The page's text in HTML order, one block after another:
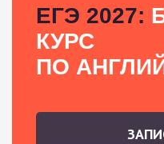
ЕГЭ 2027:
КУРС
ПО